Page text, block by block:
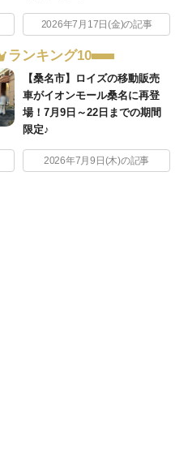
2026年7月17日(金)の記事
ランキング10
【桑名市】ロイズの移動販売
車がイオンモール桑名に再登
場！7月9日～22日までの期間
限定♪
2026年7月9日(木)の記事